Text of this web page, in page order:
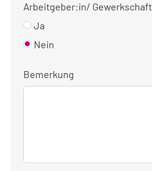
Arbeitgeber:in/ Gewerkschaft
Ja
Nein
Bemerkung